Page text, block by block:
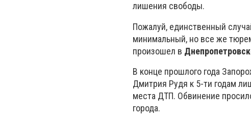
лишения свободы.
Пожалуй, единственный
минимальный, но все же
произошел в
В конце прошлого года
Дмитрия Рудя к 5-ти годам
места ДТП. Обвинение
города.